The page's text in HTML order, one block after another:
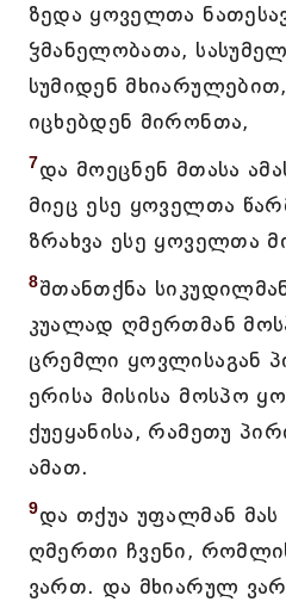
ზედა ყოველთა
ჴმანელობათა,
სუმიდენ
იცხებდენ მირონთა,
7და მოეცნენ მთასა
მიეც ესე ყოველთა
ზრახვა ესე ყოველთა
8შთანთქნა
კუალად ღმერთმან
ცრემლი ყოვლისაგან
ერისა მისისა მოსპო
ქუეყანისა, რამეთუ
ამათ.
9და თქუა უფალმან
ღმერთი ჩვენი,
ვართ. და მხიარულ